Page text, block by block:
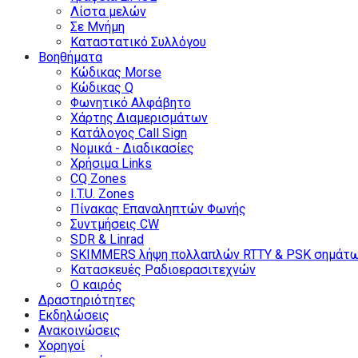
Λίστα μελών
Σε Μνήμη
Καταστατικό Συλλόγου
Βοηθήματα
Κώδικας Morse
Κώδικας Q
Φωνητικό Αλφάβητο
Χάρτης Διαμερισμάτων
Κατάλογος Call Sign
Νομικά - Διαδικασίες
Χρήσιμα Links
CQ Zones
I.T.U. Zones
Πίνακας Επαναληπτών Φωνής
Συντμήσεις CW
SDR & Linrad
SKIMMERS λήψη πολλαπλών RTTY & PSK
Κατασκευές Ραδιοερασιτεχνών
Ο καιρός
Δραστηριότητες
Εκδηλώσεις
Ανακοινώσεις
Χορηγοί